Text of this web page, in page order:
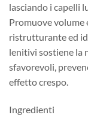
lasciando i capelli
Promuove volume
ristrutturante ed
lenitivi sostiene la
sfavorevoli,
effetto crespo.
Ingredienti